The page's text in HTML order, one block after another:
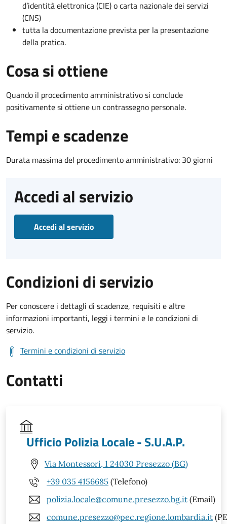
d’identità elettronica (CIE) o carta nazionale dei servizi
(CNS)
tutta la documentazione prevista per la presentazione
della pratica.
Cosa si ottiene
Quando il procedimento amministrativo si conclude
positivamente si ottiene un contrassegno personale.
Tempi e scadenze
Durata massima del procedimento amministrativo: 30 giorni
Accedi al servizio
Accedi al servizio
Condizioni di servizio
Per conoscere i dettagli di scadenze, requisiti e altre
informazioni importanti, leggi i termini e le condizioni di
servizio.
Termini e condizioni di servizio
Contatti
Ufficio Polizia Locale - S.U.A.P.
Via Montessori, 1 24030 Presezzo (BG)
+39 035 4156685 (Telefono)
polizia.locale@comune.presezzo.bg.it (Email)
comune.presezzo@pec.regione.lombardia.it